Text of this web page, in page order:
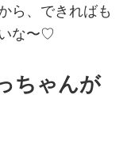
ら、できればも
な〜♡
ちゃんが